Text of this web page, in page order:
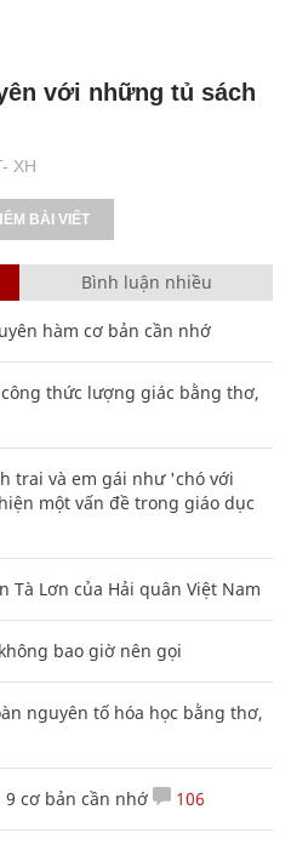
XH
với những tủ sách
BÀI VIẾT
Bình luận nhiều
hàm cơ bản cần nhớ
thức lượng giác bằng thơ,
trai và em gái như 'chó với
một vấn đề trong giáo dục
Tà Lơn của Hải quân Việt Nam
bao giờ nên gọi
nguyên tố hóa học bằng thơ,
9 cơ bản cần nhớ 106